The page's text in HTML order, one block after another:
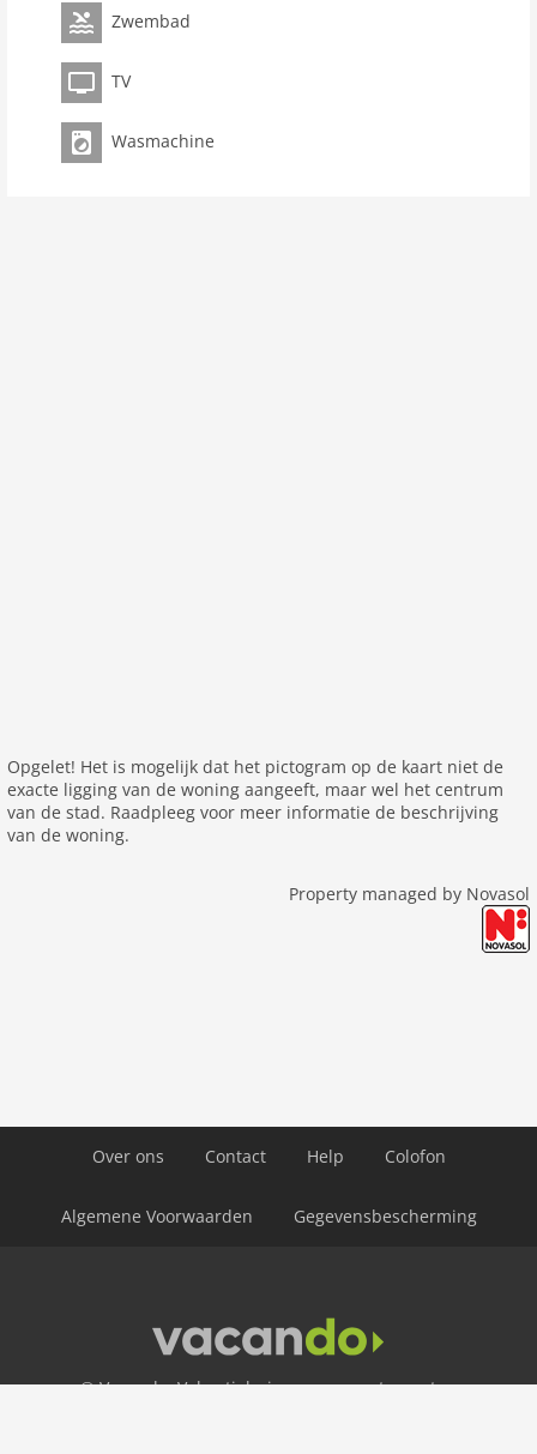
Zwembad
TV
Wasmachine
Opgelet! Het is mogelijk dat het pictogram op de kaart niet de
exacte ligging van de woning aangeeft, maar wel het centrum
van de stad. Raadpleeg voor meer informatie de beschrijving
van de woning.
Property managed by Novasol
Over ons Contact Help Colofon
Algemene Voorwaarden Gegevensbescherming
© Vacando: Vakantiehuizen en appartementen